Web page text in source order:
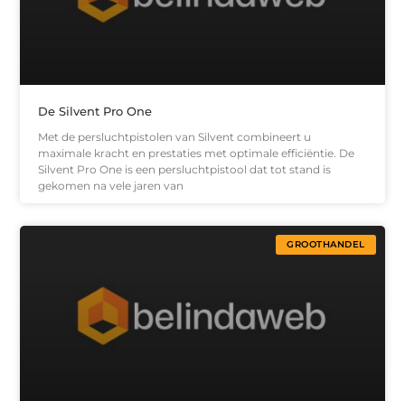
De Silvent Pro One
Met de persluchtpistolen van Silvent combineert u
maximale kracht en prestaties met optimale efficiëntie. De
Silvent Pro One is een persluchtpistool dat tot stand is
gekomen na vele jaren van
GROOTHANDEL